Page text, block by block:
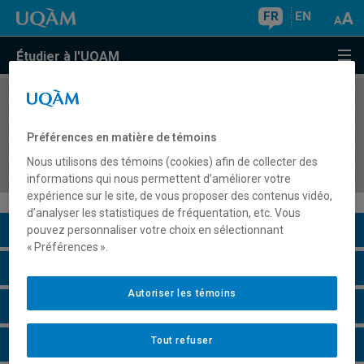
FR EN
Étudier à l'UQAM
COURS//
collaboration en adaptation scolaire au
préscolaire-primaire
Description du cours
Horaire - Automne 2026
Préférences en matière de témoins
Nous utilisons des témoins (cookies) afin de collecter des
informations qui nous permettent d’améliorer votre
expérience sur le site, de vous proposer des contenus vidéo,
d’analyser les statistiques de fréquentation, etc. Vous
pouvez personnaliser votre choix en sélectionnant
« Préférences ».
Tout refuser
Autoriser les témoins